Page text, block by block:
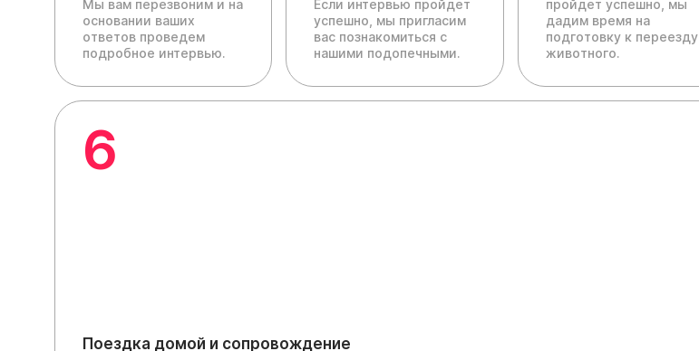
Мы вам перезвоним и на
основании ваших
ответов проведем
подробное интервью.
Если интервью пройдет
успешно, мы пригласим
вас познакомиться с
нашими подопечными.
пройдет успешно, мы
дадим время на
подготовку к переезду
животного.
6
Поездка домой и сопровождение